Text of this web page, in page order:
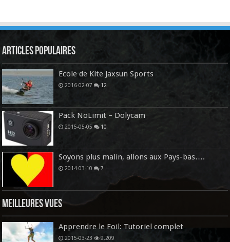
Articles Populaires
Ecole de Kite Jaxsun Sports
2016-02-07 12
Pack NoLimit – Dolycam
2015-05-05 10
Soyons plus malin, allons aux Pays-bas….
2014-03-10 7
Meilleures vues
Apprendre le Foil: Tutoriel complet
2015-03-23 9,209